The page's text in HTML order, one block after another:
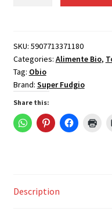
150g,
Super
Fudgio
quantity
SKU: 5907713371180
Categories: Alimente Bio,
Tag: Obio
Brand: Super Fudgio
Share this:
Description